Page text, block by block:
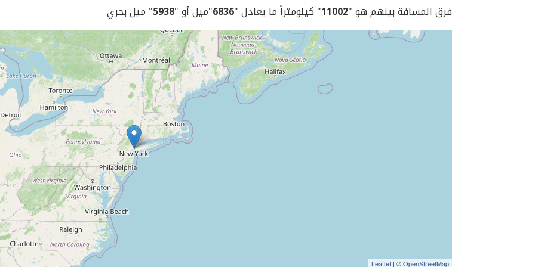
فرق المسافة بينهم هو "11002" كيلومتراً ما يعادل "6836"ميل أو "5938" ميل بحري
Leaflet | ©OpenStreetMap